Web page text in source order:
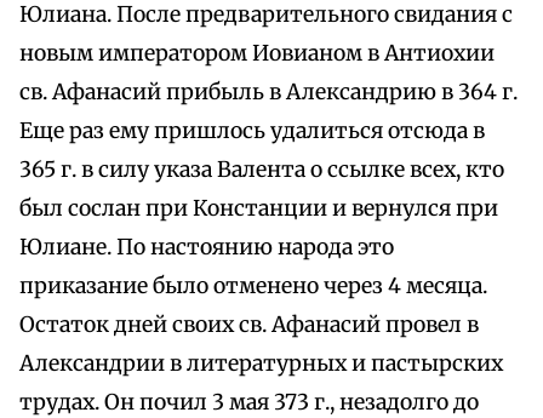
Юлиана. После предварительного свидания с
новым императором Иовианом в Антиохии
св. Афанасий прибыль в Александрию в 364 г.
Еще раз ему пришлось удалиться отсюда в
365 г. в силу указа Валента о ссылке всех, кто
был сослан при Констанции и вернулся при
Юлиане. По настоянию народа это
приказание было отменено через 4 месяца.
Остаток дней своих св. Афанасий провел в
Александрии в литературных и пастырских
трудах. Он почил 3 мая 373 г., незадолго до